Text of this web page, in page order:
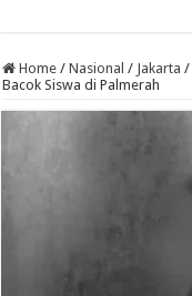
Home / Nasional / Jakarta /
Bacok Siswa di Palmerah